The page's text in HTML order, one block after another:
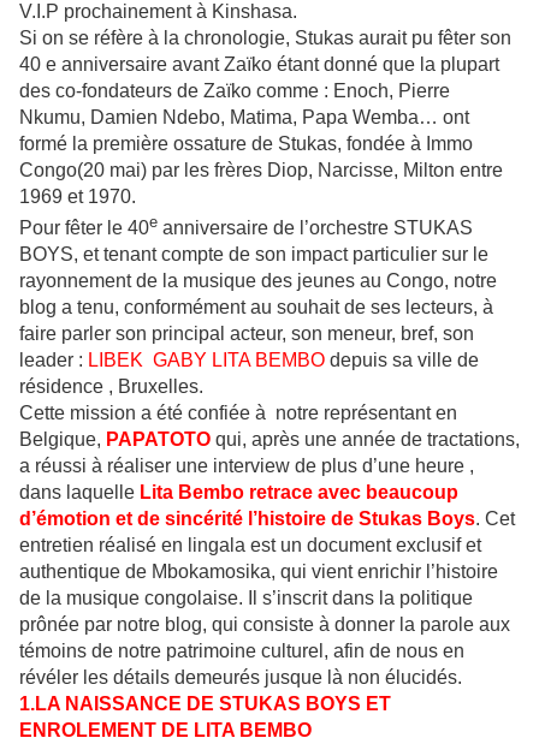
V.I.P prochainement à Kinshasa.
Si on se réfère à la chronologie, Stukas aurait pu fêter son
40 e anniversaire avant Zaïko étant donné que la plupart
des co-fondateurs de Zaïko comme : Enoch, Pierre
Nkumu, Damien Ndebo, Matima, Papa Wemba… ont
formé la première ossature de Stukas, fondée à Immo
Congo(20 mai) par les frères Diop, Narcisse, Milton entre
1969 et 1970.
Pour fêter le 40e anniversaire de l’orchestre STUKAS
BOYS, et tenant compte de son impact particulier sur le
rayonnement de la musique des jeunes au Congo, notre
blog a tenu, conformément au souhait de ses lecteurs, à
faire parler son principal acteur, son meneur, bref, son
leader : LIBEK GABY LITA BEMBO depuis sa ville de
résidence , Bruxelles.
Cette mission a été confiée à notre représentant en
Belgique, PAPATOTO qui, après une année de tractations,
a réussi à réaliser une interview de plus d’une heure ,
dans laquelle Lita Bembo retrace avec beaucoup
d’émotion et de sincérité l’histoire de Stukas Boys. Cet
entretien réalisé en lingala est un document exclusif et
authentique de Mbokamosika, qui vient enrichir l’histoire
de la musique congolaise. Il s’inscrit dans la politique
prônée par notre blog, qui consiste à donner la parole aux
témoins de notre patrimoine culturel, afin de nous en
révéler les détails demeurés jusque là non élucidés.
1.LA NAISSANCE DE STUKAS BOYS ET
ENROLEMENT DE LITA BEMBO